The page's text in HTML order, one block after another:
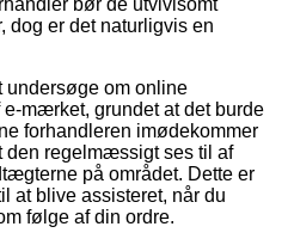
dog er det naturligvis en
om online
mærket, grundet at det burde
forhandleren imødekommer
den regelmæssigt ses til af
på området. Dette er
at blive assisteret, når du
følge af din ordre.